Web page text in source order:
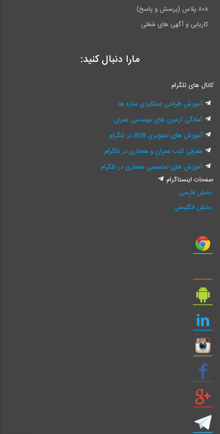
۸۰۸ پلاس (پرسش و پاسخ)
کاریابی و آگهی های شغلی
مارا دنبال کنید:
کانال های تلگرام
آموزش طراحی عملکردی سازه ها
آمادگی آزمون های مهندسی عمران
آموزش های تصویری 808 در تلگرام
معرفی کتب عمران و معماری در تلگرام
آموزش های تخصصی معماری در تلگرام
صفحات اینستاگرام
بخش فارسی
بخش انگلیسی